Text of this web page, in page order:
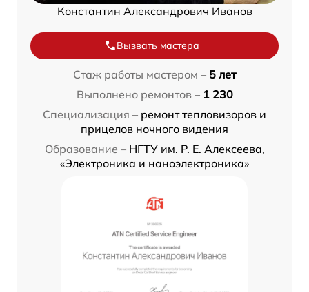
Константин Александрович Иванов
Вызвать мастера
Стаж работы мастером – 5 лет
Выполнено ремонтов – 1 230
Специализация – ремонт тепловизоров и
прицелов ночного видения
Образование – НГТУ им. Р. Е. Алексеева,
«Электроника и наноэлектроника»